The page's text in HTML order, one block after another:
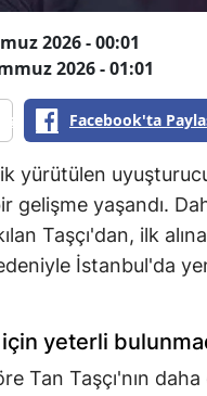
2026 - 00:01
2026 - 01:01
Facebook'ta
yürütülen
gelişme yaşandı.
Taşçı'dan, ilk
İstanbul'da
yeterli
Tan Taşçı'nın